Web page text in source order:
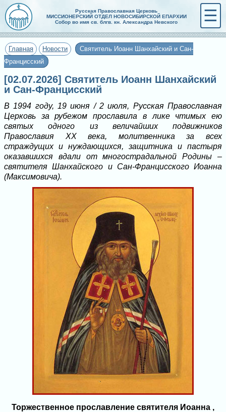
Русская Православная Церковь
МИССИОНЕРСКИЙ ОТДЕЛ НОВОСИБИРСКОЙ ЕПАРХИИ
Собор во имя св. блгв. кн. Александра Невского
☰
Главная Новости
Святитель Иоанн Шанхайский и Сан-
Францисский
[02.07.2026] Святитель Иоанн Шанхайский
и Сан-Францисский
В 1994 году, 19 июня / 2 июля, Русская Православная
Церковь за рубежом прославила в лике чтимых ею
святых одного из величайших подвижников
Православия XX века, молитвенника за всех
страждущих и нуждающихся, защитника и пастыря
оказавшихся вдали от многострадальной Родины –
святителя Шанхайского и Сан-Францисского Иоанна
(Максимовича).
Торжественное прославление святителя Иоанна ,